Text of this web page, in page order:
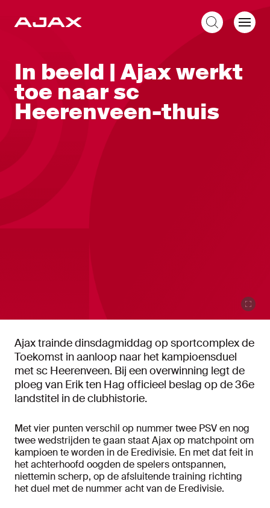
In beeld | Ajax werkt
toe naar sc
Heerenveen-thuis
Ajax trainde dinsdagmiddag op sportcomplex de
Toekomst in aanloop naar het kampioensduel
met sc Heerenveen. Bij een overwinning legt de
ploeg van Erik ten Hag officieel beslag op de 36e
landstitel in de clubhistorie.
Met vier punten verschil op nummer twee PSV en nog
twee wedstrijden te gaan staat Ajax op matchpoint om
kampioen te worden in de Eredivisie. En met dat feit in
het achterhoofd oogden de spelers ontspannen,
niettemin scherp, op de afsluitende training richting
het duel met de nummer acht van de Eredivisie.